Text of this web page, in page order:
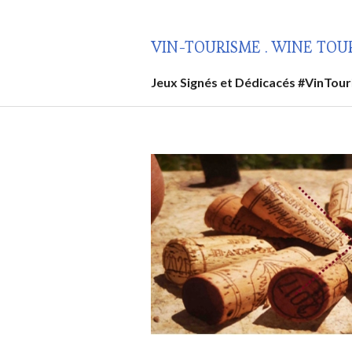
VIN-TOURISME . WINE
Jeux Signés et Dédicacés